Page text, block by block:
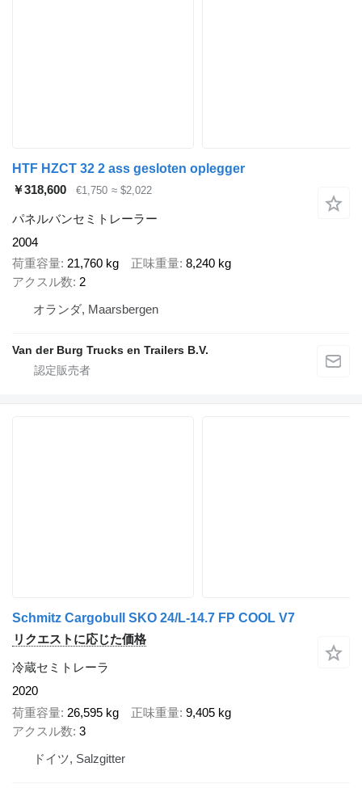
HTF HZCT 32 2 ass gesloten oplegger
￥318,600
€1,750 ≈ $2,022
パネルバンセミトレーラー
2004
荷重容量 21,760 kg 正味重量 8,240 kg
アクスル数 2
オランダ, Maarsbergen
Van der Burg Trucks en Trailers B.V.
Schmitz Cargobull SKO 24/L-14.7 FP COOL V7
リクエストに応じた価格
冷蔵セミトレーラ
2020
荷重容量 26,595 kg 正味重量 9,405 kg
アクスル数 3
ドイツ, Salzgitter